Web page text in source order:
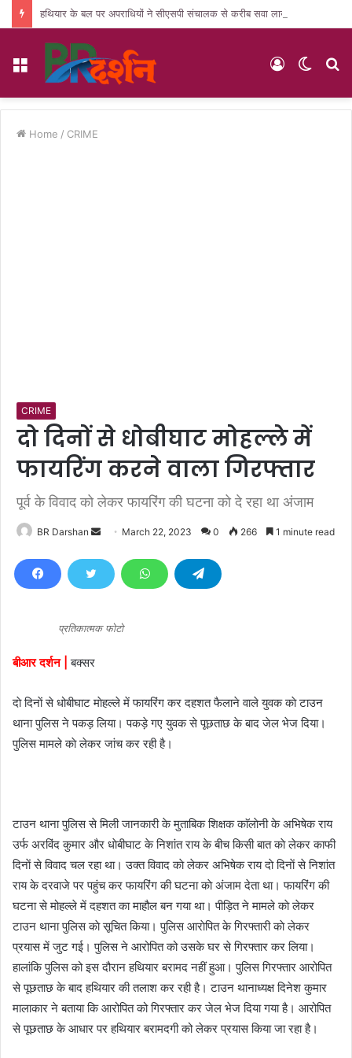
Menu
Switch
Log
Home / CRIME
CRIME
दो दिनों से धोबीघाट मोहल्ले में
फायरिंग करने वाला गिरफ्तार
पूर्व के विवाद को लेकर फायरिंग की घटना को दे रहा था अंजाम
BR Darshan
d
n
i
l
March 22, 2023 0 266 1 minute read
प्रतिकात्मक फोटो
बीआर दर्शन | बक्सर
दाे दिनाें से धोबीघाट माेहल्ले में फायरिंग कर दहशत फैलाने वाले युवक काे टाउन
थाना पुलिस ने पकड़ लिया। पकड़े गए युवक से पूछताछ के बाद जेल भेज दिया।
पुलिस मामले काे लेकर जांच कर रही है।
टाउन थाना पुलिस से मिली जानकारी के मुताबिक शिक्षक काॅलाेनी के अभिषेक राय
उर्फ अरविंद कुमार और धाेबीघाट के निशांत राय के बीच किसी बात काे लेकर काफी
दिनाें से विवाद चल रहा था। उक्त विवाद काे लेकर अभिषेक राय दाे दिनाें से निशांत
राय के दरवाजे पर पहुंच कर फायरिंग की घटना काे अंजाम देता था। फायरिंग की
घटना से मोहल्ले में दहशत का माहौल बन गया था। पीड़ित ने मामले काे लेकर
टाउन थाना पुलिस काे सूचित किया। पुलिस आराेपित के गिरफ्तारी काे लेकर
प्रयास में जुट गई। पुलिस ने आरोपित को उसके घर से गिरफ्तार कर लिया।
हालांकि पुलिस को इस दौरान हथियार बरामद नहीं हुआ। पुलिस गिरफ्तार आरोपित
से पूछताछ के बाद हथियार की तलाश कर रही है। टाउन थानाध्यक्ष दिनेश कुमार
मालाकार ने बताया कि आरोपित को गिरफ्तार कर जेल भेज दिया गया है। आरोपित
से पूछताछ के आधार पर हथियार बरामदगी को लेकर प्रयास किया जा रहा है।